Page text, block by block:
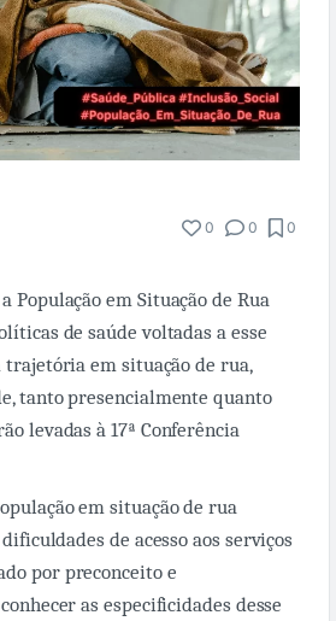
0 0 0
População em Situação de Rua
de saúde voltadas a esse
trajetória em situação de rua,
tanto presencialmente quanto
levadas à 17ª Conferência
em situação de rua
de acesso aos serviços
por preconceito e
as especificidades desse